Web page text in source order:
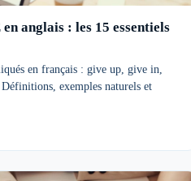
anglais : les 15 essentiels
en français : give up, give in,
exemples naturels et